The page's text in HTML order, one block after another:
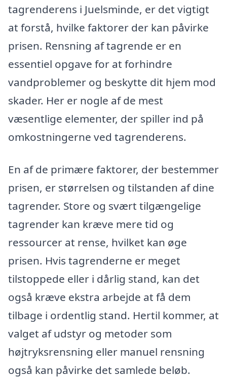
tagrenderens i Juelsminde, er det vigtigt
at forstå, hvilke faktorer der kan påvirke
prisen. Rensning af tagrende er en
essentiel opgave for at forhindre
vandproblemer og beskytte dit hjem mod
skader. Her er nogle af de mest
væsentlige elementer, der spiller ind på
omkostningerne ved tagrenderens.
En af de primære faktorer, der bestemmer
prisen, er størrelsen og tilstanden af dine
tagrender. Store og svært tilgængelige
tagrender kan kræve mere tid og
ressourcer at rense, hvilket kan øge
prisen. Hvis tagrenderne er meget
tilstoppede eller i dårlig stand, kan det
også kræve ekstra arbejde at få dem
tilbage i ordentlig stand. Hertil kommer, at
valget af udstyr og metoder som
højtryksrensning eller manuel rensning
også kan påvirke det samlede beløb.